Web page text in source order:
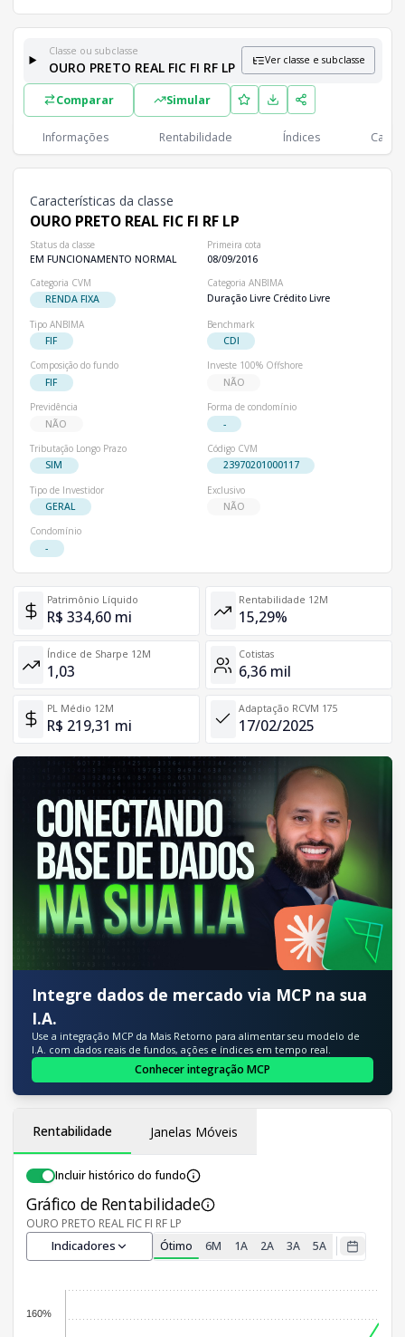
Classes e Subclasses do Fundo
Lista completa de classes e subclasses disponíveis, incluindo
R$ 334,60 mi 6,36 mil
Classe ou subclasse
OURO PRETO REAL FIC FI RF LP Ver classe e subclasse
Comparar Simular
Informações Rentabilidade Índices
Características da classe
OURO PRETO REAL FIC FI RF LP
Status da classe
EM FUNCIONAMENTO NORMAL
Primeira cota
08/09/2016
Categoria CVM
RENDA FIXA
Categoria ANBIMA
Duração Livre Crédito Livre
Tipo ANBIMA
FIF
Benchmark
CDI
Composição do fundo
FIF
Investe 100% Offshore
NÃO
Previdência
NÃO
Forma de condomínio
-
Tributação Longo Prazo
SIM
Código CVM
23970201000117
Tipo de Investidor
GERAL
Exclusivo
NÃO
Condomínio
-
Patrimônio Líquido
R$ 334,60 mi
Rentabilidade 12M
15,29%
Índice de Sharpe 12M
1,03
Cotistas
6,36 mil
PL Médio 12M
R$ 219,31 mi
Adaptação RCVM 175
17/02/2025
Integre dados de mercado via MCP na sua
I.A.
Use a integração MCP da Mais Retorno para alimentar seu modelo de
I.A. com dados reais de fundos, ações e índices em tempo real.
Conhecer integração MCP
Rentabilidade Janelas Móveis
Incluir histórico do fundo
Gráfico de Rentabilidade
OURO PRETO REAL FIC FI RF LP
Indicadores Ótimo 6M 1A 2A 3A 5A
160%